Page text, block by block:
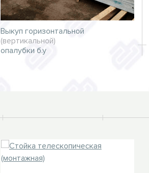
Выкуп горизонтальной
(вертикальной)
опалубки б.у